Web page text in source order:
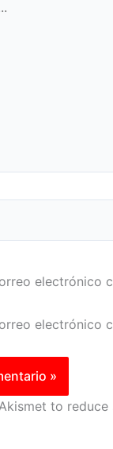
electrónico
electrónico
to reduce